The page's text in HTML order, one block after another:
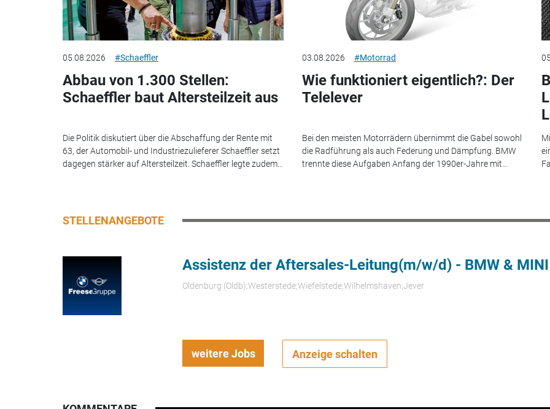
05.08.2026 #Schaeffler
Abbau von 1.300 Stellen:
Schaeffler baut Altersteilzeit aus
Die Politik diskutiert über die Abschaffung der Rente mit
63, der Automobil- und Industriezulieferer Schaeffler setzt
dagegen stärker auf Altersteilzeit. Schaeffler legte zudem...
03.08.2026 #Motorrad
Wie funktioniert eigentlich?: Der
Telelever
Bei den meisten Motorrädern übernimmt die Gabel sowohl
die Radführung als auch Federung und Dämpfung. BMW
trennte diese Aufgaben Anfang der 1990er-Jahre mit...
STELLENANGEBOTE
Assistenz der Aftersales-Leitung(m/w/d) - BMW & MINI
Oldenburg (Oldb);Westerstede;Wiefelstede;Wilhelmshaven;Jever
weitere Jobs Anzeige schalten